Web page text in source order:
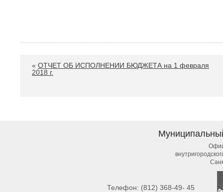
« ОТЧЕТ ОБ ИСПОЛНЕНИИ БЮДЖЕТА на 1 февраля
2018 г.
Телефон: (812) 368-49- 45